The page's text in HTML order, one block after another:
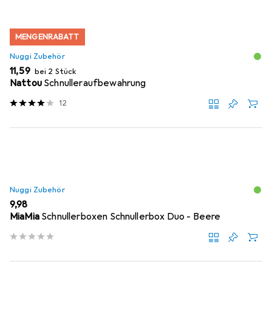
MENGENRABATT
Nuggi Zubehör
EUR
11,59 bei 2 Stück
Nattou Schnulleraufbewahrung
12
Nuggi Zubehör
EUR
9,98
MiaMia Schnullerboxen Schnullerbox Duo - Beere